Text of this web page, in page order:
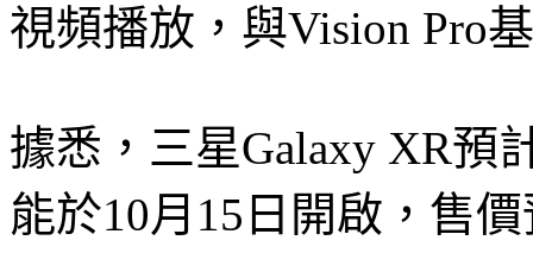
視頻播放，與Vision Pro
據悉，三星Galaxy XR預
能於10月15日開啟，售